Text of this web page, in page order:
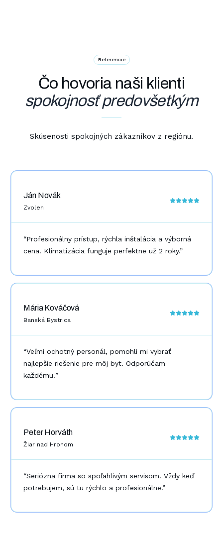
Referencie
Čo hovoria naši klienti
spokojnosť predovšetkým
Skúsenosti spokojných zákazníkov z regiónu.
Ján Novák
Zvolen
“Profesionálny prístup, rýchla inštalácia a výborná
cena. Klimatizácia funguje perfektne už 2 roky.”
Mária Kováčová
Banská Bystrica
“Veľmi ochotný personál, pomohli mi vybrať
najlepšie riešenie pre môj byt. Odporúčam
každému!”
Peter Horváth
Žiar nad Hronom
“Seriózna firma so spoľahlivým servisom. Vždy keď
potrebujem, sú tu rýchlo a profesionálne.”